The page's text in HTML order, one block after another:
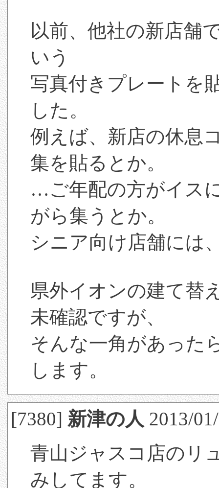
以前、他社の新店舗
いう
写真付きプレートを
した。
例えば、新店の休息
集を貼るとか。
…ご年配の方がイス
がら集うとか。
シニア向け店舗には
県外イオンの建て替
未確認ですが、
そんな一角があった
します。
[7380] 新津の人 2013/
青山ジャスコ店のリ
みしてます。